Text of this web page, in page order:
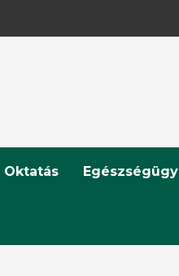
Oktatás Egészségügy